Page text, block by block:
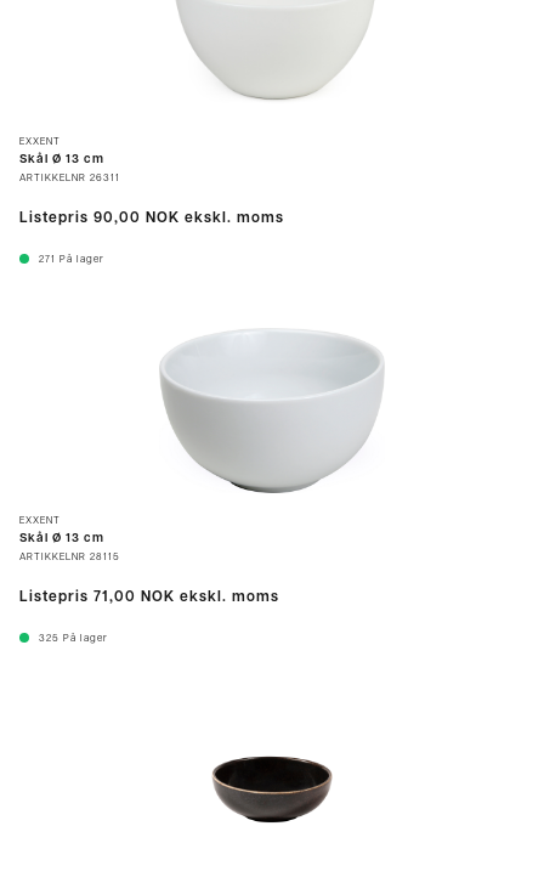
EXXENT
Skål Ø 13 cm
ARTIKKELNR 26311
Listepris 90,00 NOK ekskl. moms
271 På lager
EXXENT
Skål Ø 13 cm
ARTIKKELNR 28115
Listepris 71,00 NOK ekskl. moms
325 På lager